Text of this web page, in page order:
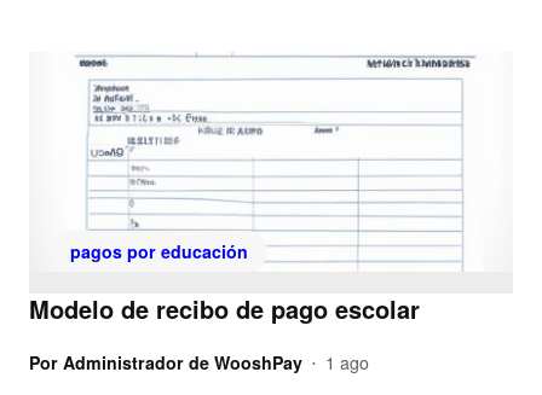
pagos por educación
Modelo de recibo de pago escolar
Por Administrador de WooshPay • 1 ago